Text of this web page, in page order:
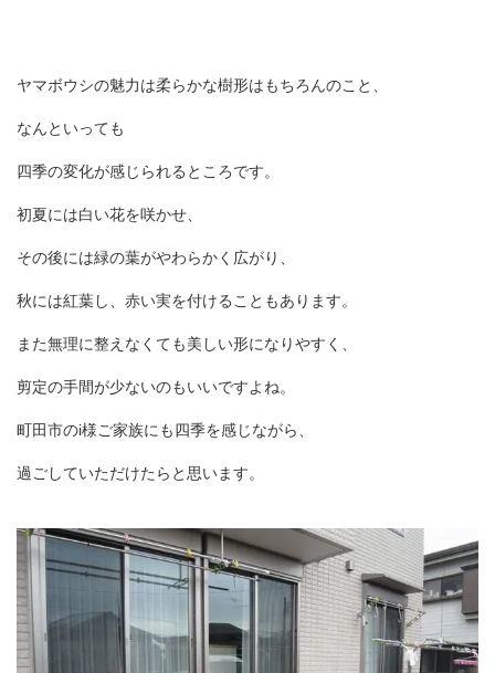
ヤマボウシの魅力は柔らかな樹形はもちろんのこと、
なんといっても
四季の変化が感じられるところです。
初夏には白い花を咲かせ、
その後には緑の葉がやわらかく広がり、
秋には紅葉し、赤い実を付けることもあります。
また無理に整えなくても美しい形になりやすく、
剪定の手間が少ないのもいいですよね。
町田市のi様ご家族にも四季を感じながら、
過ごしていただけたらと思います。